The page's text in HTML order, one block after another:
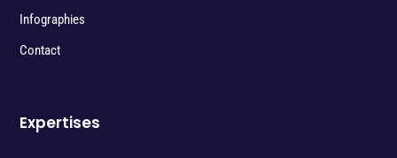
Infographies
Contact
Expertises